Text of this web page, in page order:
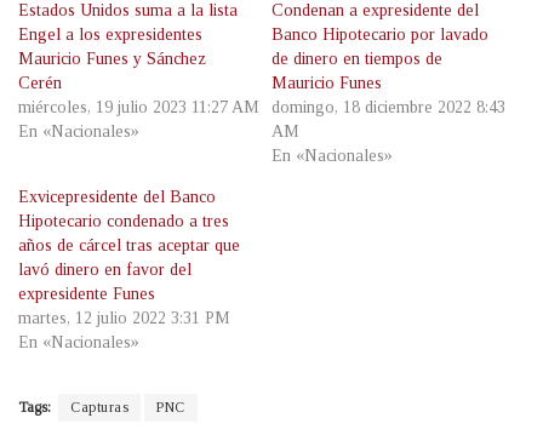
Estados Unidos suma a la lista
Engel a los expresidentes
Mauricio Funes y Sánchez
Cerén
miércoles, 19 julio 2023 11:27 AM
En «Nacionales»
Condenan a expresidente del
Banco Hipotecario por lavado
de dinero en tiempos de
Mauricio Funes
domingo, 18 diciembre 2022 8:43
AM
En «Nacionales»
Exvicepresidente del Banco
Hipotecario condenado a tres
años de cárcel tras aceptar que
lavó dinero en favor del
expresidente Funes
martes, 12 julio 2022 3:31 PM
En «Nacionales»
Tags: Capturas PNC